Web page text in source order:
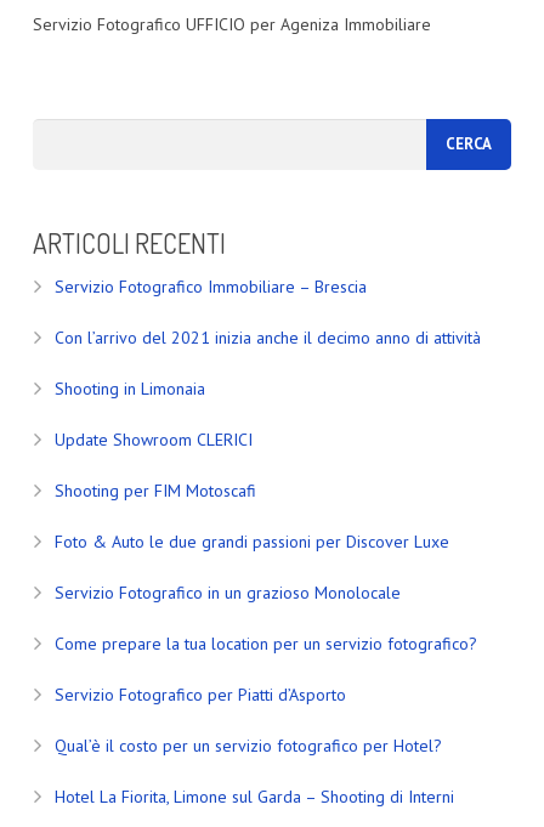
Servizio Fotografico UFFICIO per Ageniza Immobiliare
ARTICOLI RECENTI
Servizio Fotografico Immobiliare – Brescia
Con l’arrivo del 2021 inizia anche il decimo anno di attività
Shooting in Limonaia
Update Showroom CLERICI
Shooting per FIM Motoscafi
Foto & Auto le due grandi passioni per Discover Luxe
Servizio Fotografico in un grazioso Monolocale
Come prepare la tua location per un servizio fotografico?
Servizio Fotografico per Piatti d’Asporto
Qual’è il costo per un servizio fotografico per Hotel?
Hotel La Fiorita, Limone sul Garda – Shooting di Interni